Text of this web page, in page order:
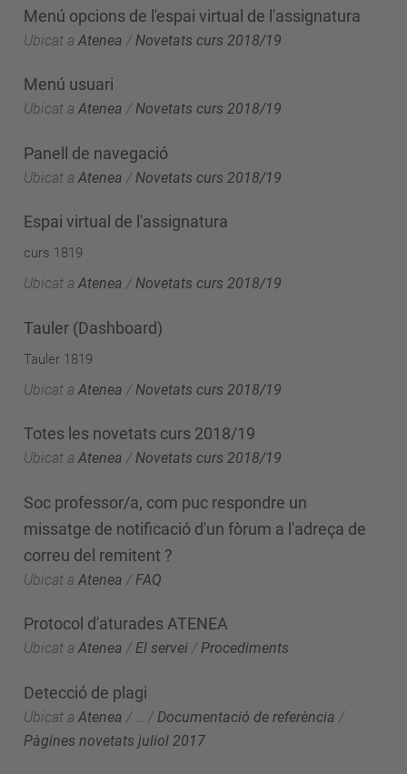
Menú opcions de l'espai virtual de l'assignatura
Ubicat a Atenea / Novetats curs 2018/19
Menú usuari
Ubicat a Atenea /Novetats curs 2018/19
Panell de navegació
Ubicat a Atenea / Novetats curs 2018/19
Espai virtual de l'assignatura
curs 1819
Ubicat a Atenea /Novetats curs 2018/19
Tauler (Dashboard)
Tauler 1819
Ubicat a Atenea / Novetats curs 2018/19
Totes les novetats curs 2018/19
Ubicat a Atenea /Novetats curs 2018/19
Soc professor/a, com puc respondre un
missatge de notificació d'un fòrum a l'adreça de
correu del remitent ?
Ubicat a Atenea / FAQ
Protocol d'aturades ATENEA
Ubicat a Atenea /El servei /Procediments
Detecció de plagi
Ubicat a Atenea / / Documentació de referència /
Pàgines novetats juliol 2017